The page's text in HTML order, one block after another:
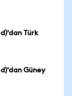
Türk
Güney